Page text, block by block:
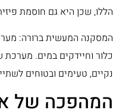
הללו, שכן היא גם חוסמת
המסקנה המעשית ברורה:
כלור וחיידקים במים.
נקיים, טעימים ובטוחים